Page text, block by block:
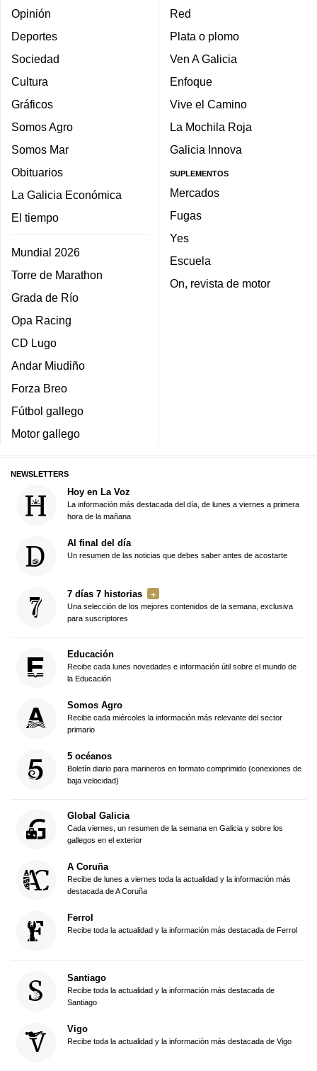
Opinión
Deportes
Sociedad
Cultura
Gráficos
Somos Agro
Somos Mar
Obituarios
La Galicia Económica
El tiempo
Mundial 2026
Torre de Marathon
Grada de Río
Opa Racing
CD Lugo
Andar Miudiño
Forza Breo
Fútbol gallego
Motor gallego
Red
Plata o plomo
Ven A Galicia
Enfoque
Vive el Camino
La Mochila Roja
Galicia Innova
SUPLEMENTOS
Mercados
Fugas
Yes
Escuela
On, revista de motor
NEWSLETTERS
Hoy en La Voz
La información más destacada del día, de lunes a viernes a primera
hora de la mañana
Al final del día
Un resumen de las noticias que debes saber antes de acostarte
7 días 7 historias
Una selección de los mejores contenidos de la semana, exclusiva
para suscriptores
Educación
Recibe cada lunes novedades e información útil sobre el mundo de
la Educación
Somos Agro
Recibe cada miércoles la información más relevante del sector
primario
5 océanos
Boletín diario para marineros en formato comprimido (conexiones de
baja velocidad)
Global Galicia
Cada viernes, un resumen de la semana en Galicia y sobre los
gallegos en el exterior
A Coruña
Recibe de lunes a viernes toda la actualidad y la información más
destacada de A Coruña
Ferrol
Recibe toda la actualidad y la información más destacada de Ferrol
Santiago
Recibe toda la actualidad y la información más destacada de
Santiago
Vigo
Recibe toda la actualidad y la información más destacada de Vigo